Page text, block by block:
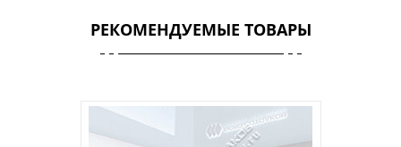
РЕКОМЕНДУЕМЫЕ ТОВАРЫ